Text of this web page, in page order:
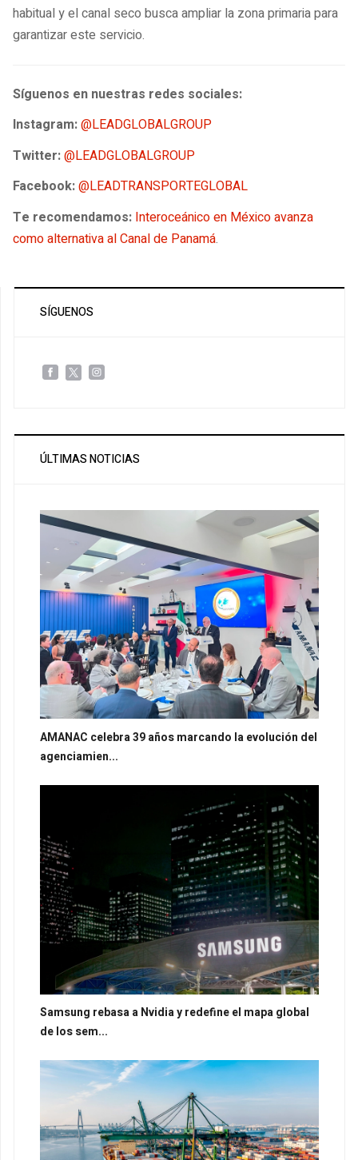
habitual y el canal seco busca ampliar la zona primaria para
garantizar este servicio.
Síguenos en nuestras redes sociales:
Instagram:@LEADGLOBALGROUP
Twitter:@LEADGLOBALGROUP
Facebook:@LEADTRANSPORTEGLOBAL
Te recomendamos: Interoceánico en México avanza
como alternativa al Canal de Panamá.
SÍGUENOS
ÚLTIMAS NOTICIAS
AMANAC celebra 39 años marcando la evolución del
agenciamien...
Samsung rebasa a Nvidia y redefine el mapa global
de los sem...